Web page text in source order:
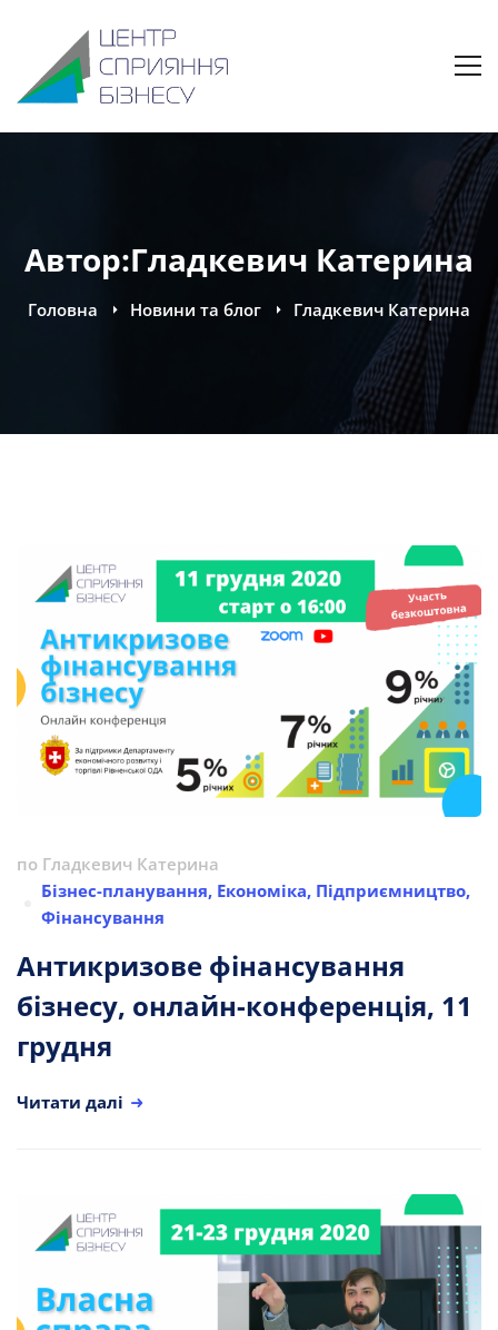
Автор:Гладкевич Катерина
Головна Новини та блог Гладкевич Катерина
по Гладкевич Катерина
Бізнес-планування, Економіка, Підприємництво,
Фінансування
Антикризове фінансування
бізнесу, онлайн-конференція, 11
грудня
Читати далі